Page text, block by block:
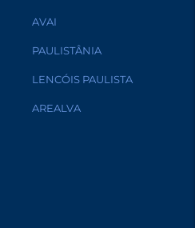
AVAI
PAULISTÂNIA
LENCÓIS PAULISTA
AREALVA